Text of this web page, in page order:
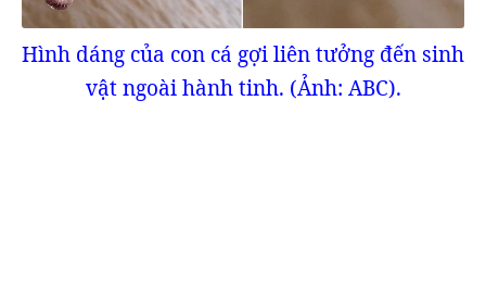
Hình dáng của con cá gợi liên tưởng đến sinh
vật ngoài hành tinh. (Ảnh: ABC).